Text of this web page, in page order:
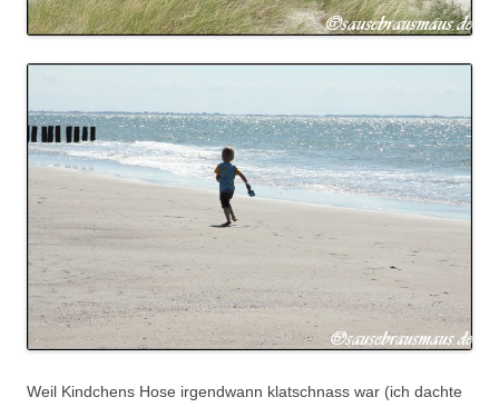
Weil Kindchens Hose irgendwann klatschnass war (ich dachte